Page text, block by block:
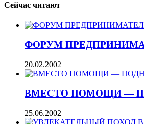
Сейчас читают
ФОРУМ
20.02.2002
ВМЕСТО ПОМОЩИ —
25.06.2002